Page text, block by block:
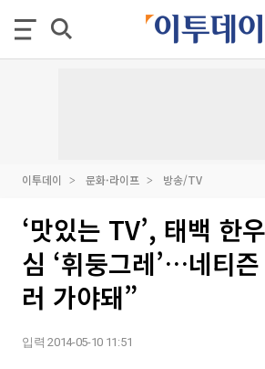
이투데이 문화·라이프 방송/TV
‘맛있는 TV’, 태백 한
심 ‘휘둥그레’…네티
러 가야돼”
입력 2014-05-10 11:51